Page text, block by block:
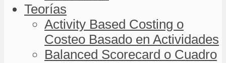
Teorías
Activity Based Costing o
Costeo Basado en Actividades
Balanced Scorecard o Cuadro